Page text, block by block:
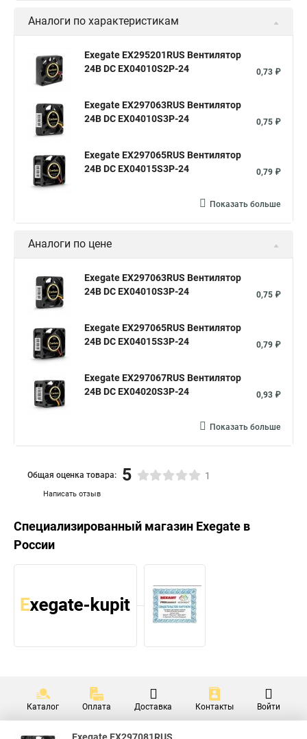
Аналоги по характеристикам
Exegate EX295201RUS Вентилятор
24В DC EX04010S2P-24
0,73 ₽
Exegate EX297063RUS Вентилятор
24В DC EX04010S3P-24
0,75 ₽
Exegate EX297065RUS Вентилятор
24В DC EX04015S3P-24
0,79 ₽
Показать больше
Аналоги по цене
Exegate EX297063RUS Вентилятор
24В DC EX04010S3P-24
0,75 ₽
Exegate EX297065RUS Вентилятор
24В DC EX04015S3P-24
0,79 ₽
Exegate EX297067RUS Вентилятор
24В DC EX04020S3P-24
0,93 ₽
Показать больше
Написать отзыв
Общая оценка товара: 5 1
Специализированный магазин Exegate в
России
Каталог Оплата Доставка Контакты Войти